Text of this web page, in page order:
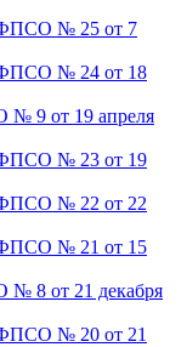
ФПСО № 25 от 7
ФПСО № 24 от 18
№ 9 от 19 апреля
ФПСО № 23 от 19
ФПСО № 22 от 22
ФПСО № 21 от 15
№ 8 от 21 декабря
ФПСО № 20 от 21